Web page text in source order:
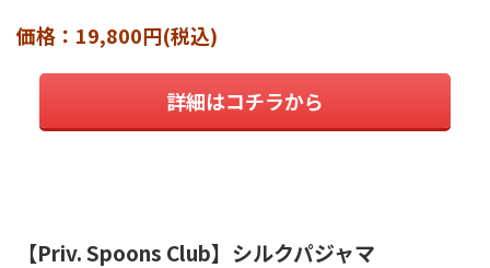
価格：19,800円(税込)
詳細はコチラから
【Priv. Spoons Club】シルクパジャマ